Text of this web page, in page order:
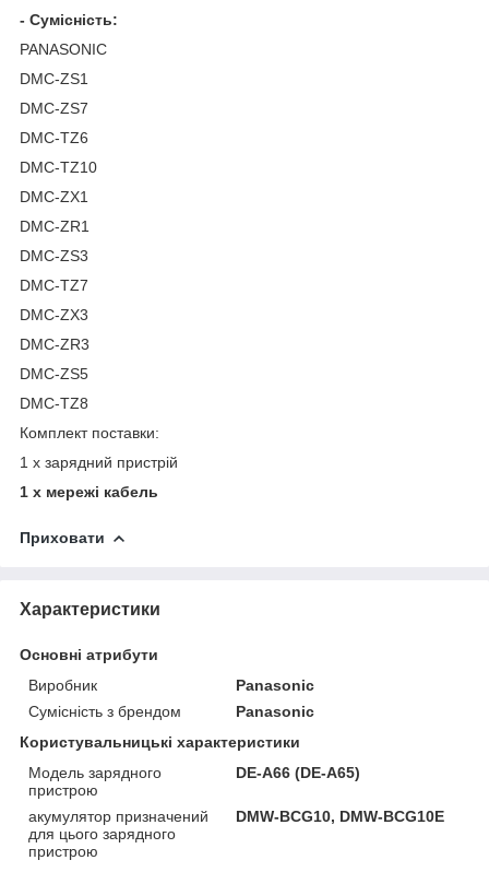
- Сумісність:
PANASONIC
DMC-ZS1
DMC-ZS7
DMC-TZ6
DMC-TZ10
DMC-ZX1
DMC-ZR1
DMC-ZS3
DMC-TZ7
DMC-ZX3
DMC-ZR3
DMC-ZS5
DMC-TZ8
Комплект поставки:
1 х зарядний пристрій
1 х мережі кабель
Приховати
Характеристики
Основні атрибути
Виробник
Panasonic
Сумісність з брендом
Panasonic
Користувальницькі характеристики
Модель зарядного
пристрою
DE-A66 (DE-A65)
акумулятор призначений
для цього зарядного
пристрою
DMW-BCG10, DMW-BCG10E